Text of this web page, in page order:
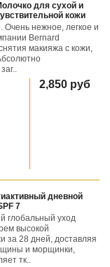
для сухой и
кожи
Очень нежное, легкое и
Bernard
макияжа с кожи,
2,850 руб
дневной
7
глобальный уход
высокой
за 28 дней, доставляя
и морщинки,
тк..